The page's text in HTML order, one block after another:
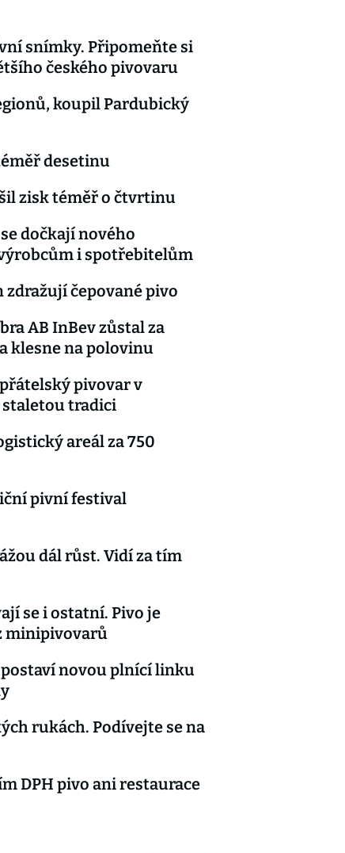
snímky. Připomeňte si
českého pivovaru
koupil Pardubický
desetinu
zisk téměř o čtvrtinu
dočkají nového
i spotřebitelům
čepované pivo
AB InBev zůstal za
klesne na polovinu
pivovar v
staletou tradici
areál za 750
pivní festival
dál růst. Vidí za tím
se i ostatní. Pivo je
minipivovarů
novou plnící linku
rukách. Podívejte se na
DPH pivo ani restaurace